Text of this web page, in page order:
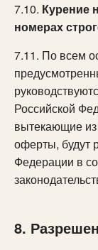
7.10. Курение
номерах
7.11. По всем
Российской
вытекающие
оферты, будут
Федерации в
8.